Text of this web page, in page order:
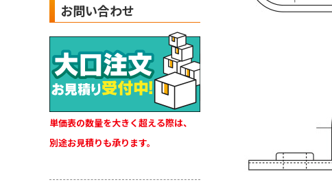
お問い合わせ
単価表の数量を大きく超える際は、
別途お見積りも承ります。